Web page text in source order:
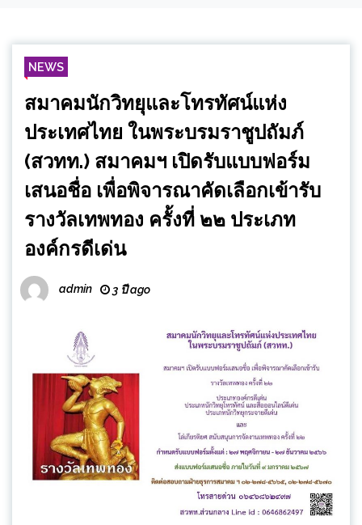
NEWS
สมาคมนักวิทยุและโทรทัศน์แห่ง
ประเทศไทย ในพระบรมราชูปถัมภ์
(สวทท.) สมาคมฯ เปิดรับแบบฟอร์ม
เสนอชื่อ เพื่อพิจารณาคัดเลือกเข้ารับ
รางวัลเทพทอง ครั้งที่ ๒๒ ประเภท
องค์กรดีเด่น
admin 3 ปี ago